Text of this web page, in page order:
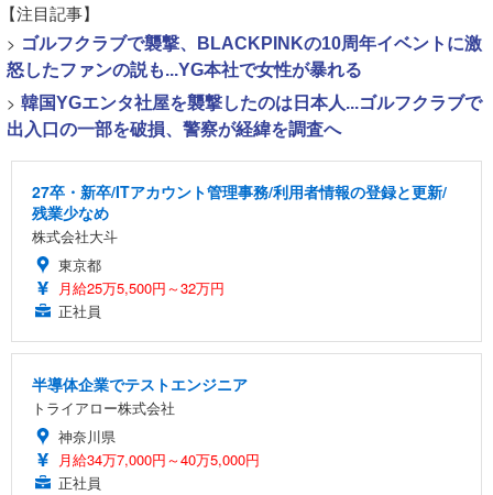
【注目記事】
> ゴルフクラブで襲撃、BLACKPINKの10周年イベントに激
怒したファンの説も...YG本社で女性が暴れる
> 韓国YGエンタ社屋を襲撃したのは日本人...ゴルフクラブで
出入口の一部を破損、警察が経緯を調査へ
27卒・新卒/ITアカウント管理事務/利用者情報の登録と更新/
残業少なめ
株式会社大斗
東京都
月給25万5,500円～32万円
正社員
半導体企業でテストエンジニア
トライアロー株式会社
神奈川県
月給34万7,000円～40万5,000円
正社員